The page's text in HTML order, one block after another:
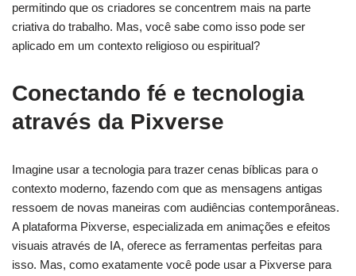
permitindo que os criadores se concentrem mais na parte
criativa do trabalho. Mas, você sabe como isso pode ser
aplicado em um contexto religioso ou espiritual?
Conectando fé e tecnologia
através da Pixverse
Imagine usar a tecnologia para trazer cenas bíblicas para o
contexto moderno, fazendo com que as mensagens antigas
ressoem de novas maneiras com audiências contemporâneas.
A plataforma Pixverse, especializada em animações e efeitos
visuais através de IA, oferece as ferramentas perfeitas para
isso. Mas, como exatamente você pode usar a Pixverse para